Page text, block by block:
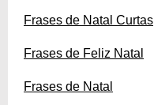
Frases de Natal Curtas
Frases de Feliz Natal
Frases de Natal